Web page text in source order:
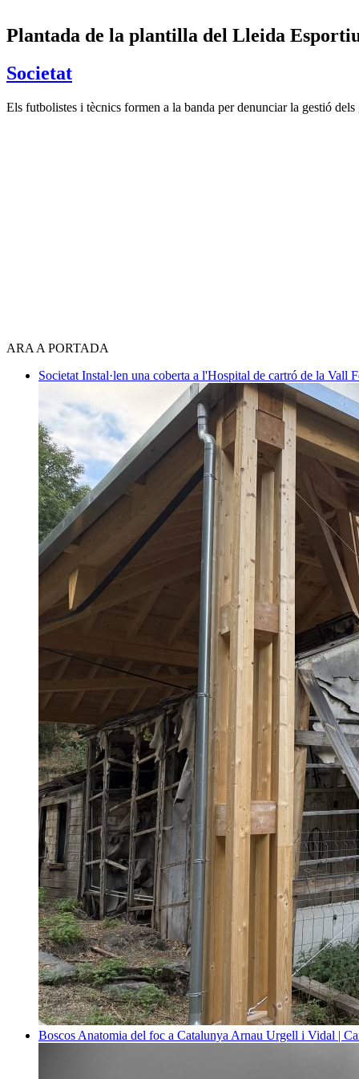
Plantada de la plantilla del Lleida
Societat
Els futbolistes i tècnics formen a la banda per denunciar la gestió
ARA A PORTADA
Societat Instal·len una coberta a l'Hospital de cartró de la Vall
Boscos Anatomia del foc a Catalunya Arnau Urgell i Vidal |